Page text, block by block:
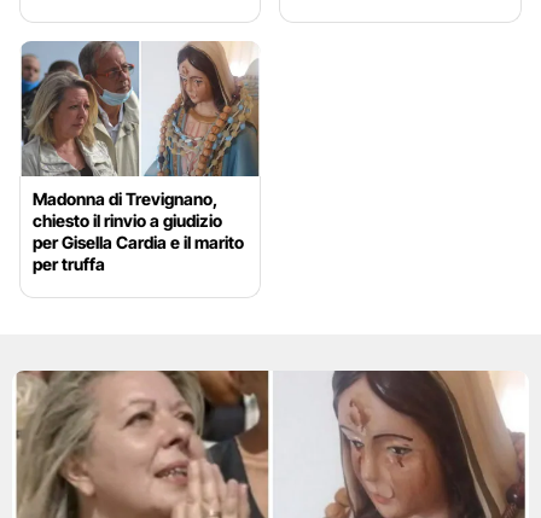
Madonna di Trevignano,
chiesto il rinvio a giudizio
per Gisella Cardia e il marito
per truffa